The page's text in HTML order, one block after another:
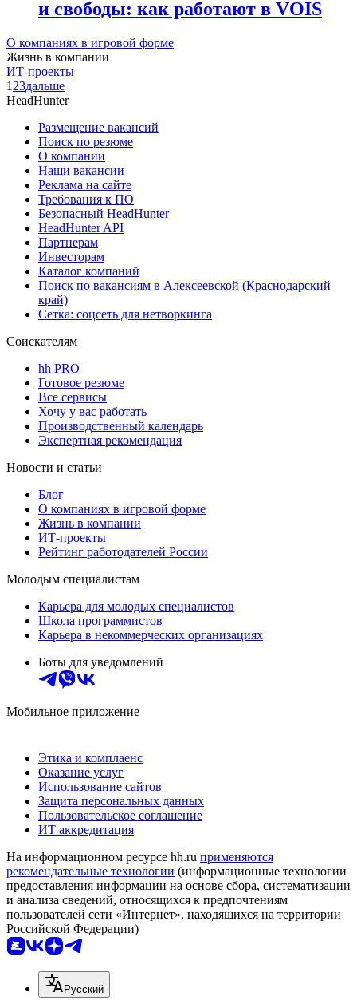
и свободы: как работают в VOIS
О компаниях в игровой форме
Жизнь в компании
ИТ-проекты
1 23дальше
HeadHunter
Размещение вакансий
Поиск по резюме
О компании
Наши вакансии
Реклама на сайте
Требования к ПО
Безопасный HeadHunter
HeadHunter API
Партнерам
Инвесторам
Каталог компаний
Поиск по вакансиям в Алексеевской (Краснодарский
край)
Сетка: соцсеть для нетворкинга
Соискателям
hh PRO
Готовое резюме
Все сервисы
Хочу у вас работать
Производственный календарь
Экспертная рекомендация
Новости и статьи
Блог
О компаниях в игровой форме
Жизнь в компании
ИТ-проекты
Рейтинг работодателей России
Молодым специалистам
Карьера для молодых специалистов
Школа программистов
Карьера в некоммерческих организациях
Боты для уведомлений
Мобильное приложение
Этика и комплаенс
Оказание услуг
Использование сайтов
Защита персональных данных
Пользовательское соглашение
ИТ аккредитация
На информационном ресурсе hh.ru применяются
рекомендательные технологии (информационные технологии
предоставления информации на основе сбора, систематизации
и анализа сведений, относящихся к предпочтениям
пользователей сети «Интернет», находящихся на территории
Российской Федерации)
Русский